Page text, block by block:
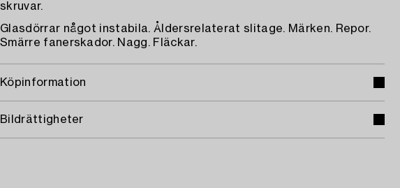
skruvar.
Glasdörrar något instabila. Åldersrelaterat slitage. Märken. Repor.
Smärre fanerskador. Nagg. Fläckar.
Köpinformation
Bildrättigheter